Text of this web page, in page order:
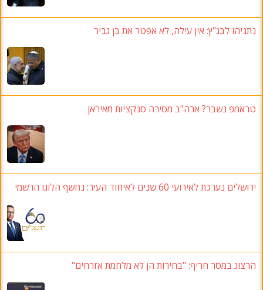
נתניהו לבג"ץ: אין עילה, לא אפטר את בן גביר
טראמפ נשבר? ארה"ב מסירה סנקציות מאיראן
ירושלים נערכת לאירועי 60 שנים לאיחוד העיר: נחשף הלוגו הרשמי
הרצוג במסר חריף: "בחירות הן לא מלחמת אזרחים"